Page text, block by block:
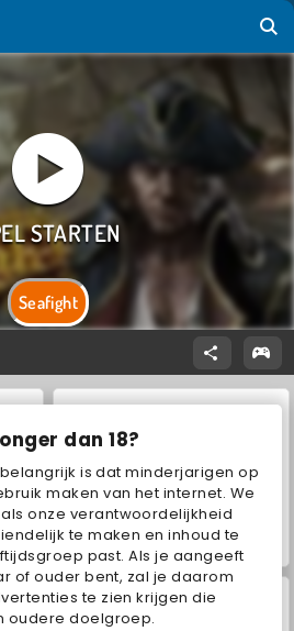
dan 18?
is dat minderjarigen op
maken van het internet. We
onze verantwoordelijkheid
te maken en inhoud te
past. Als je aangeeft
of ouder bent, zal je daarom
te zien krijgen die
oudere doelgroep.
Seafight
Royal Story